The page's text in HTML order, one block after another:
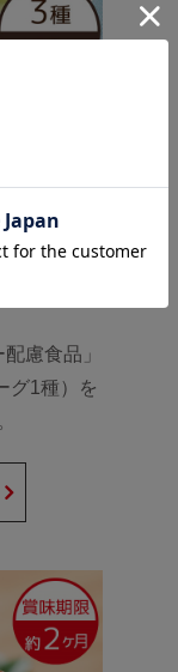
便M
料）
慮食品」
グ1種）を